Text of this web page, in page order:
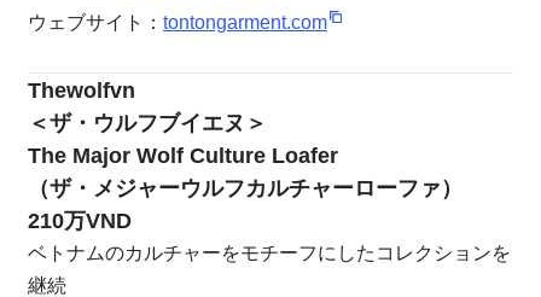
ウェブサイト： tontongarment.com
Thewolfvn
＜ザ・ウルフブイエヌ＞
The Major Wolf Culture Loafer
（ザ・メジャーウルフカルチャーローファ）
210万VND
ベトナムのカルチャーをモチーフにしたコレクションを
継続